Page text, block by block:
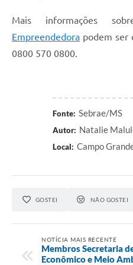
Mais informações
Empreendedora podem ser
0800 570 0800.
Fonte: Sebrae/MS
Autor: Natalie
Local: Campo
GOSTEI NÃO GOSTEI
NOTÍCIA MAIS RECENTE
Membros Secretaria
Econômico e Meio